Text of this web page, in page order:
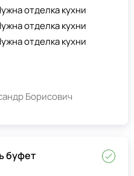
Борисович
буфет